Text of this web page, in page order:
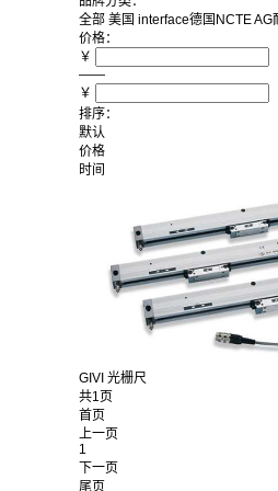
全部 美国 interface德国NCTE AG
价格：
￥
——
￥
排序：
默认
价格
时间
GIVI 光栅尺
共1页
首页
上一页
1
下一页
尾页